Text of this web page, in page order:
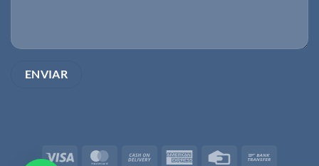
Visa MasterCardCash
American
Credit